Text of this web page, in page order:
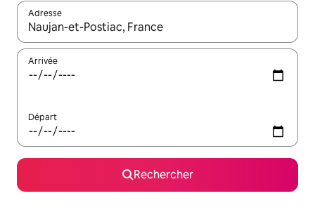
Adresse
Lorsque les résultats s'affichent, utilisez les flèches vers le
Arrivée
Départ
Rechercher